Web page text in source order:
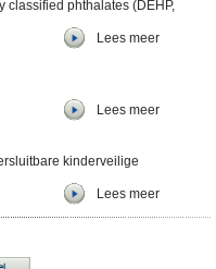
classified phthalates (DEHP,
Lees meer
Lees meer
kinderveilige
Lees meer